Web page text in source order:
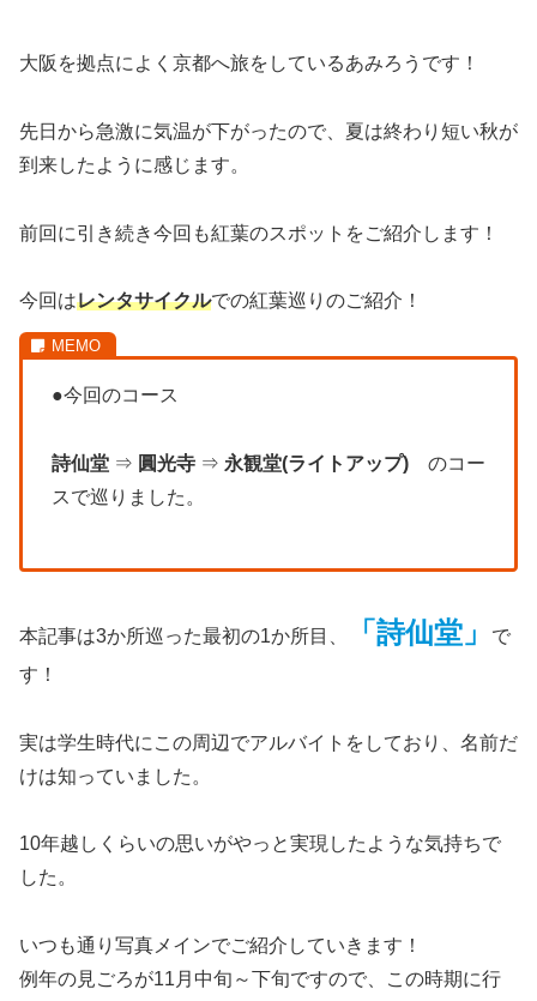
大阪を拠点によく京都へ旅をしているあみろうです！
先日から急激に気温が下がったので、夏は終わり短い秋が
到来したように感じます。
前回に引き続き今回も紅葉のスポットをご紹介します！
今回はレンタサイクルでの紅葉巡りのご紹介！
●今回のコース
詩仙堂 ⇒ 圓光寺 ⇒ 永観堂(ライトアップ) のコー
スで巡りました。
本記事は3か所巡った最初の1か所目、 「詩仙堂」
で
す！
実は学生時代にこの周辺でアルバイトをしており、名前だ
けは知っていました。
10年越しくらいの思いがやっと実現したような気持ちで
した。
いつも通り写真メインでご紹介していきます！
例年の見ごろが11月中旬～下旬ですので、この時期に行